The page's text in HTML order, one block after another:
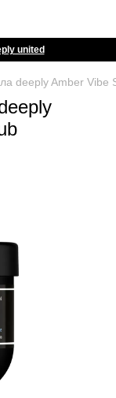
united
deeply Amber Vibe